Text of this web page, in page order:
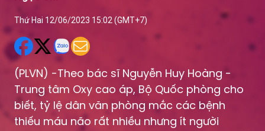
(PLVN) -Theo bác sĩ Nguyễn Huy Hoàng -
Trung tâm Oxy cao áp, Bộ Quốc phòng cho
biết, tỷ lệ dân văn phòng mắc các bệnh
thiếu máu não rất nhiều nhưng ít người
khám và điều trị đúng. Đa phần, họ nhận
thấy mình có biểu hiện lơ mơ, không tìm ra